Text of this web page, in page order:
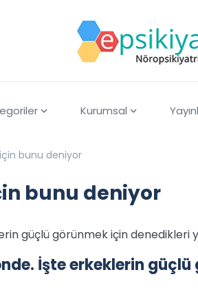
Kurumsal
bunu deniyor
bunu deniyor
güçlü görünmek için denedikleri
İşte erkeklerin